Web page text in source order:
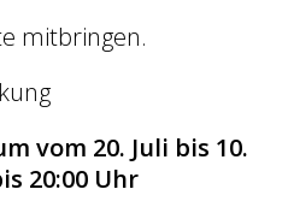
mitbringen.
vom 20. Juli bis 10.
20:00 Uhr